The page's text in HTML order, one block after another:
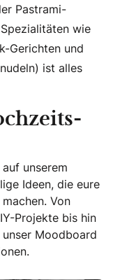
Pastrami-
wie
Gerichten und
ist alles
unserem
Ideen, die eure
Von
Projekte bis hin
Moodboard